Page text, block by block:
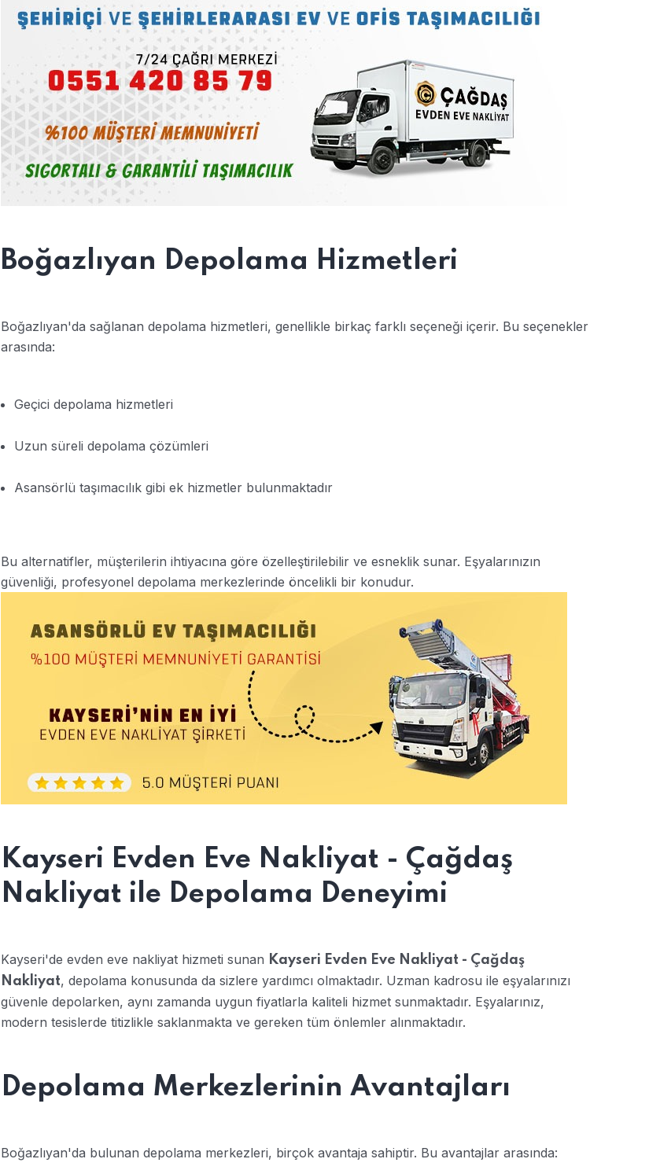
Boğazlıyan Depolama Hizmetleri
Boğazlıyan'da sağlanan depolama hizmetleri, genellikle birkaç farklı seçeneği içerir. Bu seçenekler
arasında:
Geçici depolama hizmetleri
Uzun süreli depolama çözümleri
Asansörlü taşımacılık gibi ek hizmetler bulunmaktadır
Bu alternatifler, müşterilerin ihtiyacına göre özelleştirilebilir ve esneklik sunar. Eşyalarınızın
güvenliği, profesyonel depolama merkezlerinde öncelikli bir konudur.
Kayseri Evden Eve Nakliyat - Çağdaş
Nakliyat ile Depolama Deneyimi
Kayseri'de evden eve nakliyat hizmeti sunan Kayseri Evden Eve Nakliyat - Çağdaş
Nakliyat, depolama konusunda da sizlere yardımcı olmaktadır. Uzman kadrosu ile eşyalarınızı
güvenle depolarken, aynı zamanda uygun fiyatlarla kaliteli hizmet sunmaktadır. Eşyalarınız,
modern tesislerde titizlikle saklanmakta ve gereken tüm önlemler alınmaktadır.
Depolama Merkezlerinin Avantajları
Boğazlıyan'da bulunan depolama merkezleri, birçok avantaja sahiptir. Bu avantajlar arasında: